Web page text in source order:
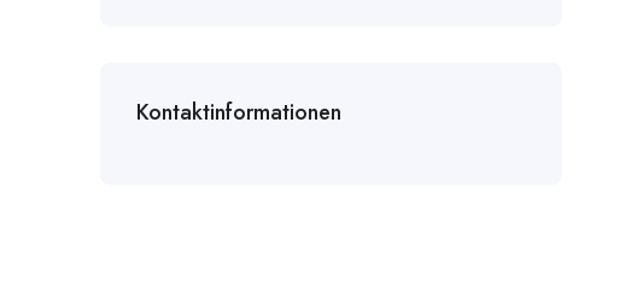
Kontaktinformationen